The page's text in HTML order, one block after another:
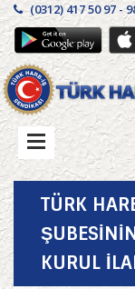
(0312) 417 50 97 -
TÜRK
KURUL